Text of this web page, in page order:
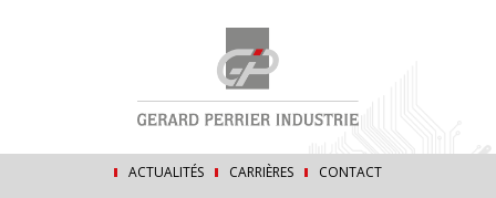
ACTUALITÉS CARRIÈRES CONTACT